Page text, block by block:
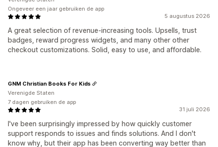
5 augustus 2026
A great selection of revenue-increasing tools. Upsells, trust
badges, reward progress widgets, and many other other
checkout customizations. Solid, easy to use, and affordable.
Ongeveer een jaar gebruiken de app
31 juli 2026
I've been surprisingly impressed by how quickly customer
support responds to issues and finds solutions. And I don't
know why, but their app has been converting way better than
GNM Christian Books For Kids
Verenigde Staten
7 dagen gebruiken de app